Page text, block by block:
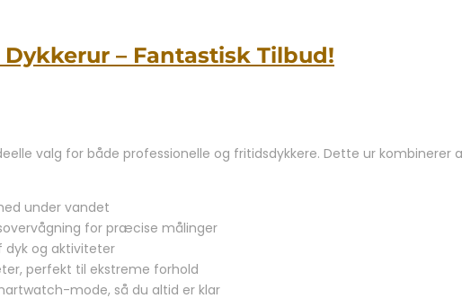
– Fantastisk Tilbud!
valg for både professionelle og fritidsdykkere. Dette ur
under vandet
for præcise målinger
dyk og aktiviteter
perfekt til ekstreme forhold
mode, så du altid er klar